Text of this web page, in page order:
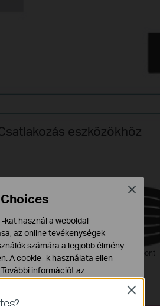
eszközökhöz
IP-telefon hozzáférési pont
Close
kat használ a weboldal
az online tevékenységek
számára a legjobb élmény
A cookie -k használata ellen
információt az
Close